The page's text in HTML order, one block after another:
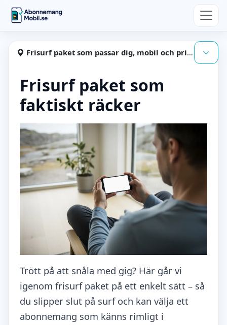
Hoppa till huvudinnehåll
Abonnemangmobil
Frisurf paket som passar dig, mobil och pris i balans
Frisurf paket som
faktiskt räcker
Trött på att snåla med gig? Här går vi
igenom frisurf paket på ett enkelt sätt – så
du slipper slut på surf och kan välja ett
abonnemang som känns rimligt i